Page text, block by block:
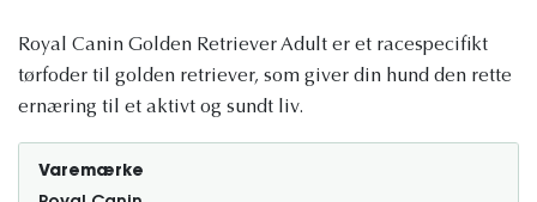
Royal Canin Golden Retriever Adult er et racespecifikt
tørfoder til golden retriever, som giver din hund den rette
ernæring til et aktivt og sundt liv.
Varemærke